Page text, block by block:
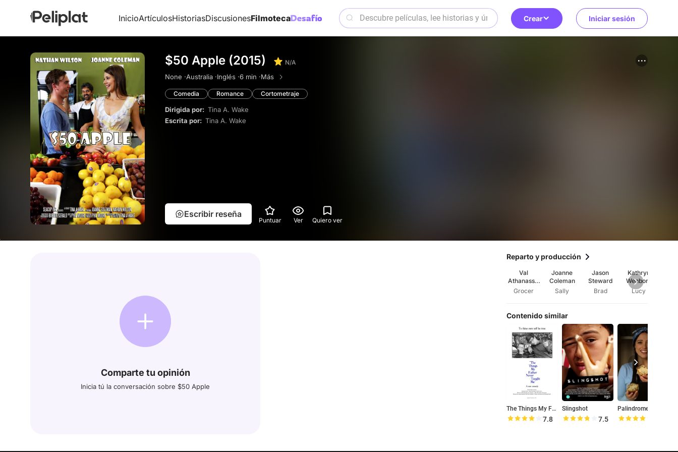
InicioArtículosHistoriasDiscusionesFilmoteca Crear Iniciar sesión
$50 Apple (2015) N/A
None ·Australia ·Inglés ·6 min ·Más
Comedia Romance Cortometraje
Dirigida por: Tina A. Wake
Escrita por: Tina A. Wake
Escribir reseña
Puntuar Ver Quiero ver
Comparte tu opinión
Inicia tú la conversación sobre $50 Apple
Reparto y producción
Val
Athanassio
u
Grocer
Joanne
Coleman
Sally
Jason
Steward
Brad
Kathryn
Wenborn
Lucy
Contenido similar
The Things My Father Never Taught Me
7.8
Slingshot
7.5
Palindromes